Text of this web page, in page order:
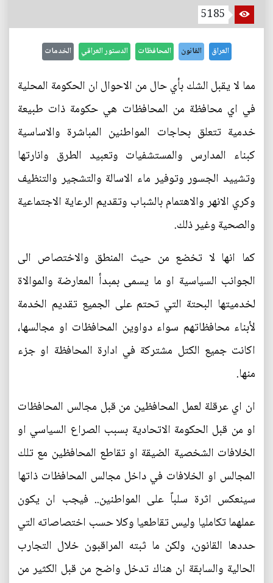
5185
العراق القانون المحافظات الدستور العراقي الخدمات
مما لا يقبل الشك بأي حال من الاحوال ان الحكومة المحلية
في اي محافظة من المحافظات هي حكومة ذات طبيعة
خدمية تتعلق بحاجات المواطنين المباشرة والاساسية
كبناء المدارس والمستشفيات وتعبيد الطرق وانارتها
وتشييد الجسور وتوفير ماء الاسالة والتشجير والتنظيف
وكري الانهر والاهتمام بالشباب وتقديم الرعاية الاجتماعية
والصحية وغير ذلك.
كما انها لا تخضع من حيث المنطق والاختصاص الى
الجوانب السياسية او ما يسمى بمبدأ المعارضة والموالاة
لخدميتها البحتة التي تحتم على الجميع تقديم الخدمة
لأبناء محافظاتهم سواء دواوين المحافظات او مجالسها،
اكانت جميع الكتل مشتركة في ادارة المحافظة او جزء
منها.
ان اي عرقلة لعمل المحافظين من قبل مجالس المحافظات
او من قبل الحكومة الاتحادية بسبب الصراع السياسي او
الخلافات الشخصية الضيقة او تقاطع المحافظين مع تلك
المجالس او الخلافات في داخل مجالس المحافظات ذاتها
سينعكس اثرة سلباً على المواطنين.. فيجب ان يكون
عملهما تكامليا وليس تقاطعيا وكلا حسب اختصاصاته التي
حددها القانون، ولكن ما ثبته المراقبون خلال التجارب
الحالية والسابقة ان هناك تدخل واضح من قبل الكثير من